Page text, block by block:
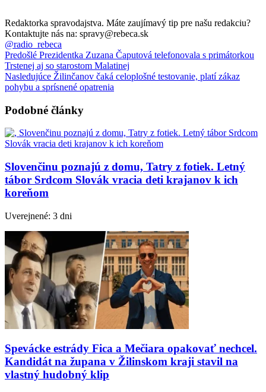
Redaktorka spravodajstva. Máte zaujímavý tip pre našu redakciu?
Kontaktujte nás na: spravy@rebeca.sk
@radio_rebeca
Predošlé Prezidentka Zuzana Čaputová telefonovala s primátorkou
Trstenej aj so starostom Malatinej
Nasledujúce Žilinčanov čaká celoplošné testovanie, platí zákaz
pohybu a sprísnené opatrenia
Podobné články
Slovenčinu poznajú z domu, Tatry z fotiek. Letný
tábor Srdcom Slovák vracia deti krajanov k ich
koreňom
Uverejnené: 3 dni
Spevácke estrády Fica a Mečiara opakovať nechcel.
Kandidát na župana v Žilinskom kraji stavil na
vlastný hudobný klip